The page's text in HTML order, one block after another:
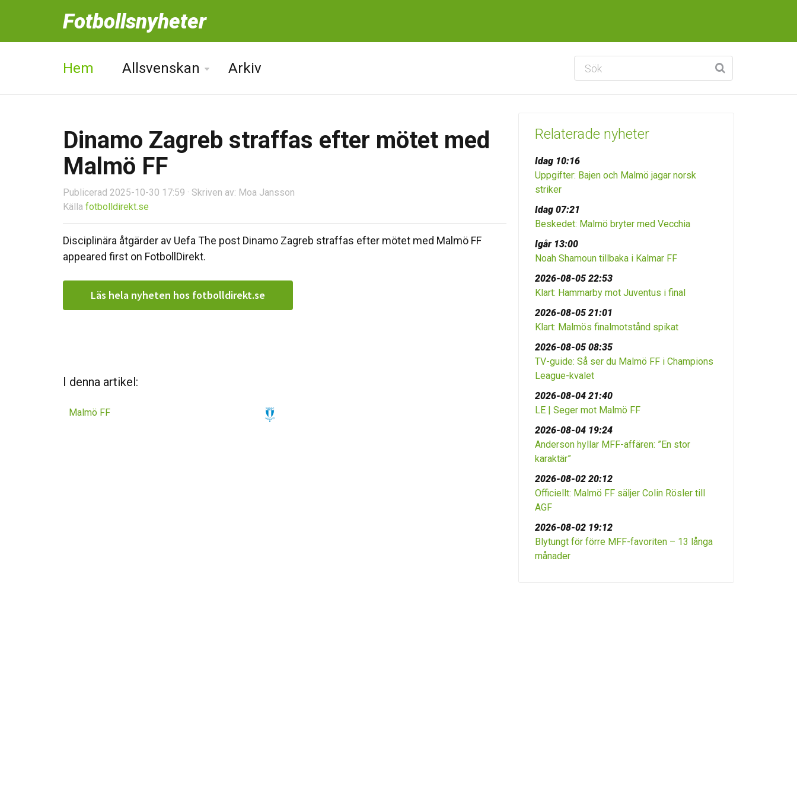
Fotbollsnyheter
Hem Allsvenskan Arkiv
Dinamo Zagreb straffas efter mötet med
Malmö FF
Publicerad 2025-10-30 17:59 · Skriven av: Moa Jansson
Källa fotbolldirekt.se
Disciplinära åtgärder av Uefa The post Dinamo Zagreb straffas efter mötet med Malmö FF
appeared first on FotbollDirekt.
Läs hela nyheten hos fotbolldirekt.se
I denna artikel:
Malmö FF
Relaterade nyheter
Idag 10:16
Uppgifter: Bajen och Malmö jagar norsk
striker
Idag 07:21
Beskedet: Malmö bryter med Vecchia
Igår 13:00
Noah Shamoun tillbaka i Kalmar FF
2026-08-05 22:53
Klart: Hammarby mot Juventus i final
2026-08-05 21:01
Klart: Malmös finalmotstånd spikat
2026-08-05 08:35
TV-guide: Så ser du Malmö FF i Champions
League-kvalet
2026-08-04 21:40
LE | Seger mot Malmö FF
2026-08-04 19:24
Anderson hyllar MFF-affären: ”En stor
karaktär”
2026-08-02 20:12
Officiellt: Malmö FF säljer Colin Rösler till
AGF
2026-08-02 19:12
Blytungt för förre MFF-favoriten – 13 långa
månader